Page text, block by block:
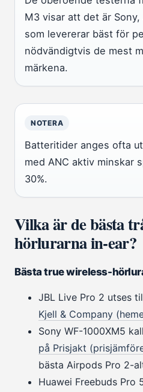
M3 visar att det är
som levererar bäst för
nödvändigtvis de mest
märkena.
NOTERA
Batteritider anges ofta
med ANC aktiv minskar
30%.
Vilka är de bästa
hörlurarna in-ear?
Bästa true wireless-
JBL Live Pro 2 utses
Kjell & Company
Sony WF-1000XM5
på Prisjakt
bästa Airpods Pro 2-
Huawei Freebuds Pro